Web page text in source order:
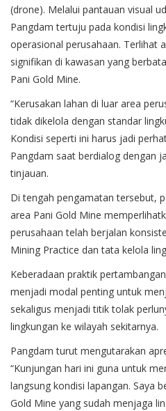
(drone). Melalui pantauan visual
Pangdam tertuju pada kondisi
operasional perusahaan. Terlihat
signifikan di kawasan yang
Pani Gold Mine.
“Kerusakan lahan di luar area
tidak dikelola dengan standar
Kondisi seperti ini harus jadi
Pangdam saat berdialog dengan
tinjauan.
Di tengah pengamatan tersebut,
area Pani Gold Mine
perusahaan telah berjalan
Mining Practice dan tata kelola
Keberadaan praktik
menjadi modal penting untuk
sekaligus menjadi titik tolak
lingkungan ke wilayah sekitarnya.
Pangdam turut mengutarakan
“Kunjungan hari ini guna untuk
langsung kondisi lapangan. Saya
Gold Mine yang sudah menjaga